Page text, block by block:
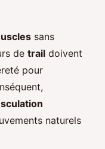
sans
de trail doivent
pour
naturels